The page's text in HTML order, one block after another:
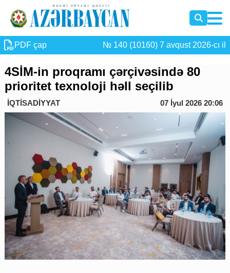
PDF çap № 140 (10160) 7 avqust 2026-cı il
4SİM-in proqramı çərçivəsində 80
prioritet texnoloji həll seçilib
İQTİSADİYYAT 07 İyul 2026 20:06